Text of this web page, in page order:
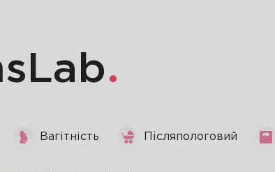
Вагітність Післяпологовий